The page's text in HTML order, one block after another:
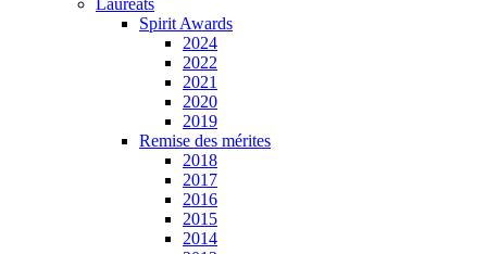
Lauréats
Spirit Awards
2024
2022
2021
2020
2019
Remise des mérites
2018
2017
2016
2015
2014